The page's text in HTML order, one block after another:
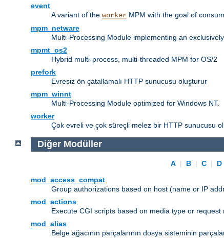
event
A variant of the worker MPM with the goal of
mpm_netware
Multi-Processing Module implementing an
mpmt_os2
Hybrid multi-process, multi-threaded MPM for OS/2
prefork
Evresiz ön çatallamalı HTTP sunucusu oluşturur
mpm_winnt
Multi-Processing Module optimized for Windows NT.
worker
Çok evreli ve çok süreçli melez bir HTTP sunucusu
Diğer Modüller
A | B | C | D
mod_access_compat
Group authorizations based on host (name or IP
mod_actions
Execute CGI scripts based on media type or request
mod_alias
Belge ağacının parçalarının dosya sisteminin